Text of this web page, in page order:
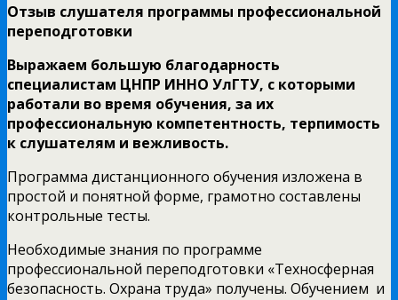
Отзыв слушателя программы профессиональной
переподготовки
Выражаем большую благодарность
специалистам ЦНПР ИННО УлГТУ, с которыми
работали во время обучения, за их
профессиональную компетентность, терпимость
к слушателям и вежливость.
Программа дистанционного обучения изложена в
простой и понятной форме, грамотно составлены
контрольные тесты.
Необходимые знания по программе
профессиональной переподготовки «Техносферная
безопасность. Охрана труда» получены. Обучением и